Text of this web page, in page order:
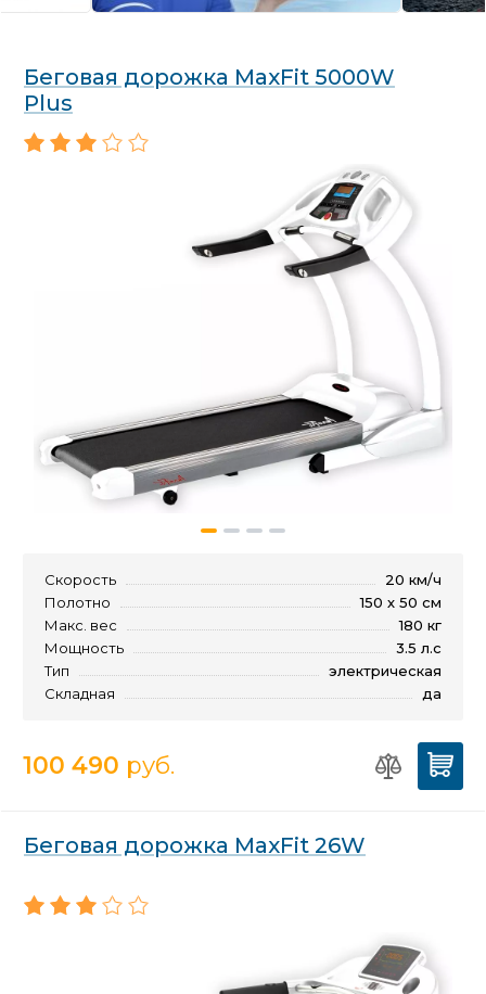
Беговая дорожка MaxFit 5000W
Plus
Скорость
20 км/ч
Полотно
150 х 50 см
Макс. вес
180 кг
Мощность
3.5 л.с
Тип
электрическая
Складная
да
100 490 руб.
Беговая дорожка MaxFit 26W